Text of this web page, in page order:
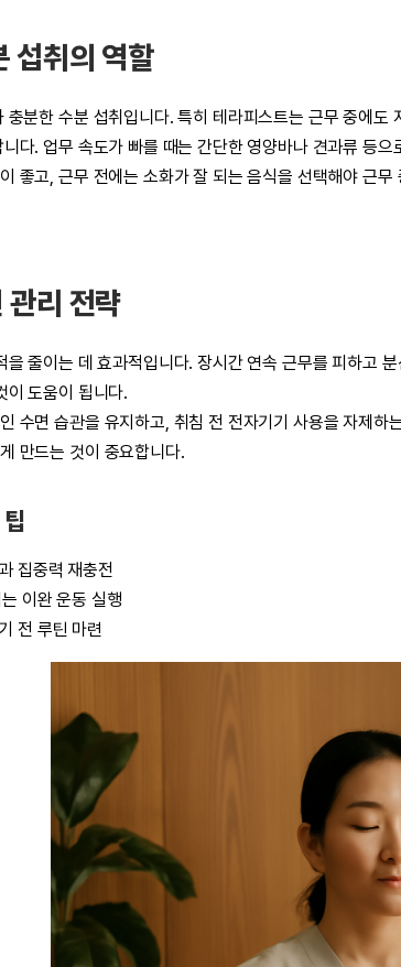
섭취의 역할
분한 수분 섭취입니다. 특히 테라피스트는 근무 중에
다. 업무 속도가 빠를 때는 간단한 영양바나 견과류 등
좋고, 근무 전에는 소화가 잘 되는 음식을 선택해야 근
관리 전략
줄이는 데 효과적입니다. 장시간 연속 근무를 피하고
이 도움이 됩니다.
수면 습관을 유지하고, 취침 전 전자기기 사용을 자제
만드는 것이 중요합니다.
집중력 재충전
이완 운동 실행
전 루틴 마련